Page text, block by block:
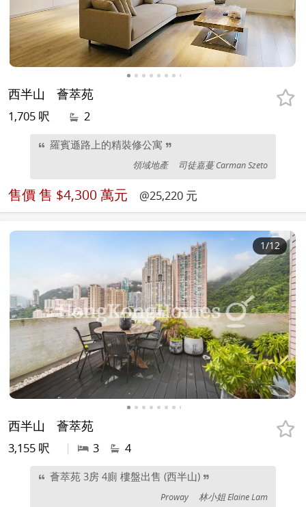
西半山 薈萃苑
1,705 呎 2
羅賓遜路上的精裝修公寓
領域地產 司徒嘉蔓 Carman Szeto
售價 售 $4,300 萬元 @25,220 元
1/12
西半山 薈萃苑
3,155 呎 | 3 4
薈萃苑 3房 4廁 樓盤出售 (西半山)
Proway 林小姐 Elaine Lam